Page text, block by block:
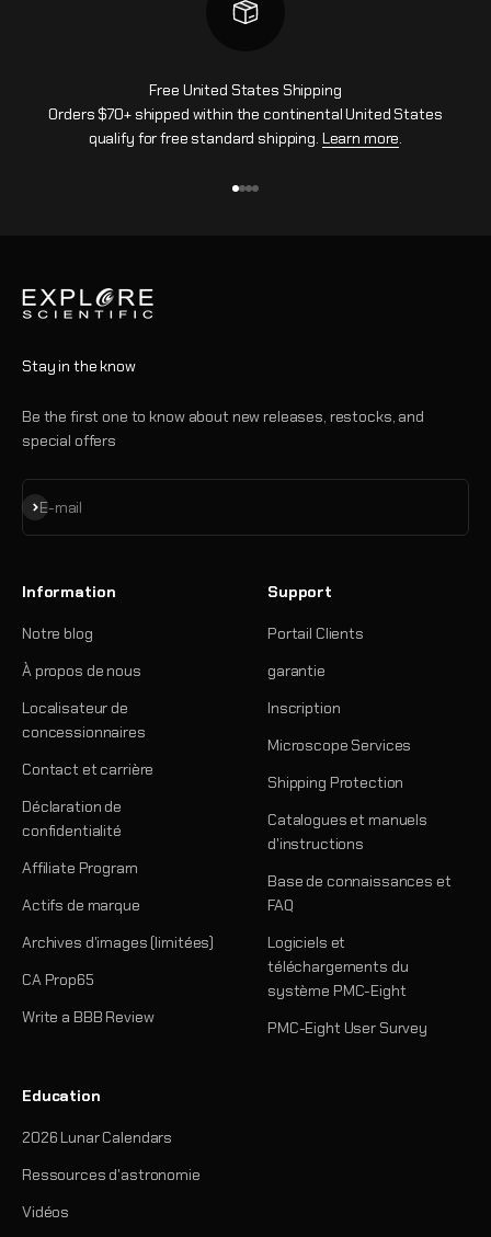
Free United States Shipping
Orders $70+ shipped within the continental United States
qualify for free standard shipping. Learn more.
Stay in the know
Be the first one to know about new releases, restocks, and
special offers
E-mail
S'inscrire
Information
Notre blog
À propos de nous
Localisateur de
concessionnaires
Contact et carrière
Déclaration de
confidentialité
Affiliate Program
Actifs de marque
Archives d'images (limitées)
CA Prop65
Write a BBB Review
Support
Portail Clients
garantie
Inscription
Microscope Services
Shipping Protection
Catalogues et manuels
d'instructions
Base de connaissances et
FAQ
Logiciels et
téléchargements du
système PMC-Eight
PMC-Eight User Survey
Education
2026 Lunar Calendars
Ressources d'astronomie
Vidéos